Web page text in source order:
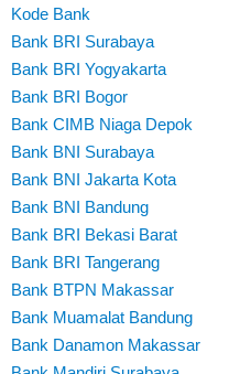
Kode Bank
Bank BRI Surabaya
Bank BRI Yogyakarta
Bank BRI Bogor
Bank CIMB Niaga Depok
Bank BNI Surabaya
Bank BNI Jakarta Kota
Bank BNI Bandung
Bank BRI Bekasi Barat
Bank BRI Tangerang
Bank BTPN Makassar
Bank Muamalat Bandung
Bank Danamon Makassar